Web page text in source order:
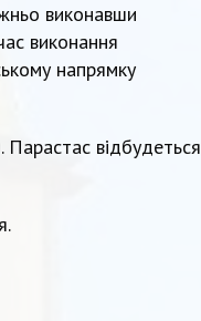
виконавши
виконання
напрямку
відбудеться